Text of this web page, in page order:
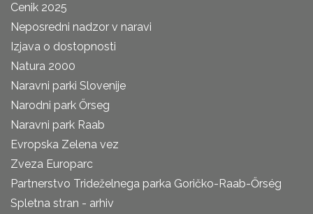
Cenik 2025
Neposredni nadzor v naravi
Izjava o dostopnosti
Natura 2000
Naravni parki Slovenije
Narodni park Őrseg
Naravni park Raab
Evropska Zelena vez
Zveza Europarc
Partnerstvo Trideželnega parka Goričko-Raab-Őrség
Spletna stran - arhiv